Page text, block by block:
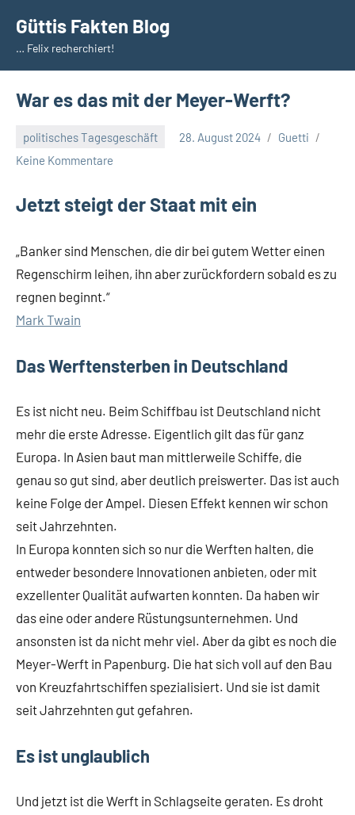
Inhalt
springen
Güttis Fakten Blog
… Felix recherchiert!
War es das mit der Meyer-Werft?
politisches Tagesgeschäft 28. August 2024
Guetti
Keine Kommentare
Jetzt steigt der Staat mit ein
„Banker sind Menschen, die dir bei gutem Wetter einen
Regenschirm leihen, ihn aber zurückfordern sobald es zu
regnen beginnt.“
Mark Twain
Das Werftensterben in Deutschland
Es ist nicht neu. Beim Schiffbau ist Deutschland nicht
mehr die erste Adresse. Eigentlich gilt das für ganz
Europa. In Asien baut man mittlerweile Schiffe, die
genau so gut sind, aber deutlich preiswerter. Das ist auch
keine Folge der Ampel. Diesen Effekt kennen wir schon
seit Jahrzehnten.
In Europa konnten sich so nur die Werften halten, die
entweder besondere Innovationen anbieten, oder mit
exzellenter Qualität aufwarten konnten. Da haben wir
das eine oder andere Rüstungsunternehmen. Und
ansonsten ist da nicht mehr viel. Aber da gibt es noch die
Meyer-Werft in Papenburg. Die hat sich voll auf den Bau
von Kreuzfahrtschiffen spezialisiert. Und sie ist damit
seit Jahrzehnten gut gefahren.
Es ist unglaublich
Und jetzt ist die Werft in Schlagseite geraten. Es droht